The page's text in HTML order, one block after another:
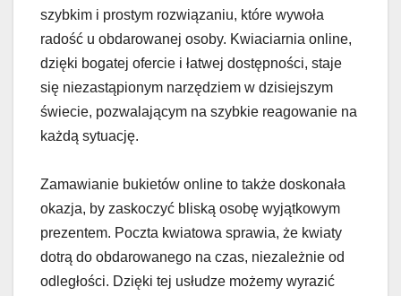
szybkim i prostym rozwiązaniu, które wywoła
radość u obdarowanej osoby. Kwiaciarnia online,
dzięki bogatej ofercie i łatwej dostępności, staje
się niezastąpionym narzędziem w dzisiejszym
świecie, pozwalającym na szybkie reagowanie na
każdą sytuację.
Zamawianie bukietów online to także doskonała
okazja, by zaskoczyć bliską osobę wyjątkowym
prezentem. Poczta kwiatowa sprawia, że kwiaty
dotrą do obdarowanego na czas, niezależnie od
odległości. Dzięki tej usłudze możemy wyrazić